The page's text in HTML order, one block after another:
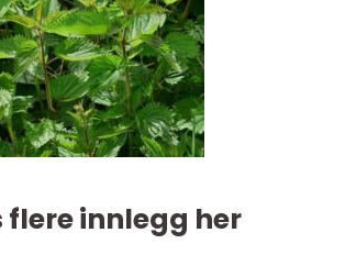
flere innlegg her